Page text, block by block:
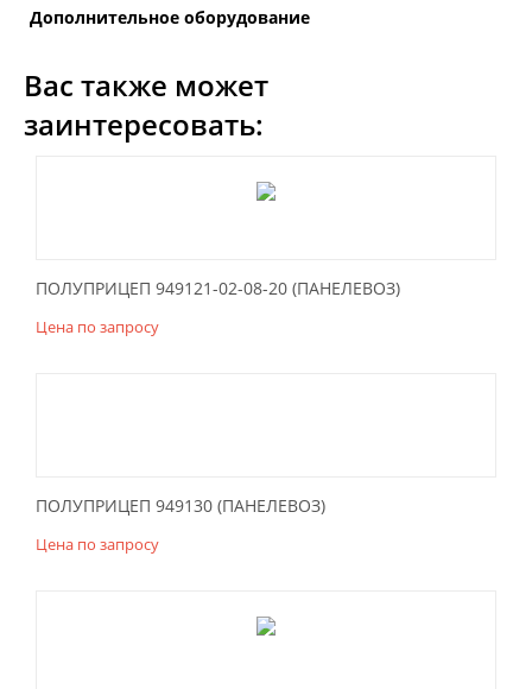
Дополнительное оборудование
Вас также может
заинтересовать:
ПОЛУПРИЦЕП 949121-02-08-20 (ПАНЕЛЕВОЗ)
Цена по запросу
ПОЛУПРИЦЕП 949130 (ПАНЕЛЕВОЗ)
Цена по запросу